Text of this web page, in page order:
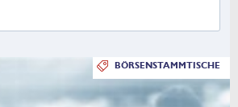
BÖRSENSTAMMTISCHE